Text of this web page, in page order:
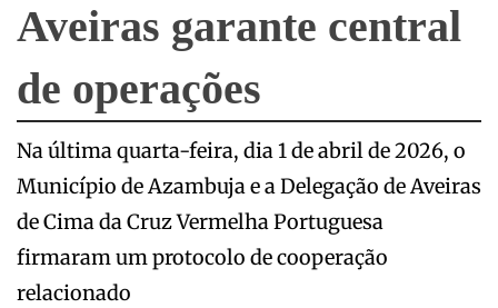
Aveiras garante central
de operações
Na última quarta-feira, dia 1 de abril de 2026, o
Município de Azambuja e a Delegação de Aveiras
de Cima da Cruz Vermelha Portuguesa
firmaram um protocolo de cooperação
relacionado